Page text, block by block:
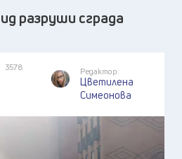
разруши сграда
3578 Редактор:
Цветилена
Симеонова